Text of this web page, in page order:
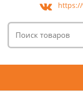
товаров: